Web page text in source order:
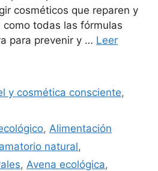
cosméticos que reparen y
todas las fórmulas
para prevenir y … Leer
y cosmética consciente,
, Alimentación
natural,
, Avena ecológica,